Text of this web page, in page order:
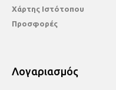
Χάρτης Ιστότοπου
Προσφορές
Λογαριασμός